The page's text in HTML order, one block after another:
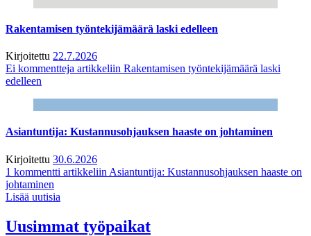
Rakentamisen työntekijämäärä laski edelleen
Kirjoitettu 22.7.2026
Ei kommentteja artikkeliin Rakentamisen työntekijämäärä laski
edelleen
Asiantuntija: Kustannusohjauksen haaste on johtaminen
Kirjoitettu 30.6.2026
1 kommentti artikkeliin Asiantuntija: Kustannusohjauksen haaste on
johtaminen
Lisää uutisia
Uusimmat työpaikat